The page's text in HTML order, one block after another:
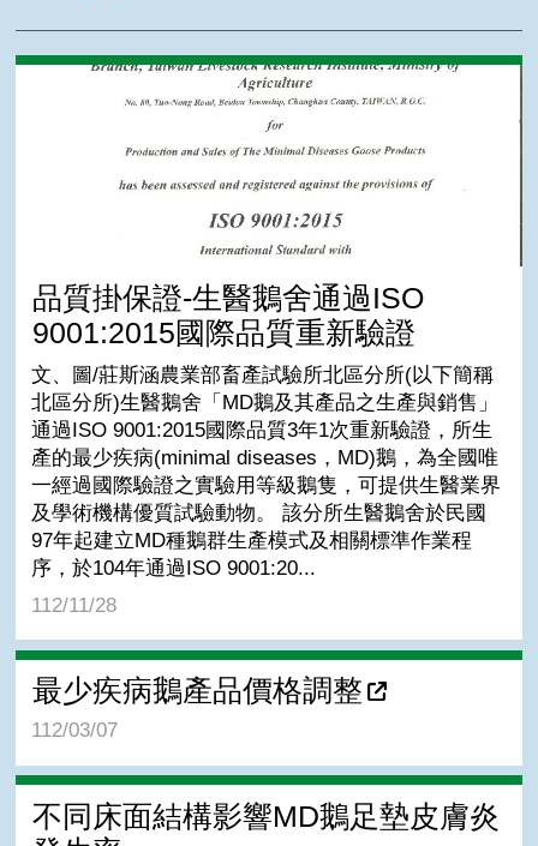
品質掛保證-生醫鵝舍通過ISO 9001:2015國際品質重新驗
品質掛保證-生醫鵝舍通過ISO
9001:2015國際品質重新驗證
文、圖/莊斯涵農業部畜產試驗所北區分所(以下簡稱
北區分所)生醫鵝舍「MD鵝及其產品之生產與銷售」
通過ISO 9001:2015國際品質3年1次重新驗證，所生
產的最少疾病(minimal diseases，MD)鵝，為全國唯
一經過國際驗證之實驗用等級鵝隻，可提供生醫業界
及學術機構優質試驗動物。 該分所生醫鵝舍於民國
97年起建立MD種鵝群生產模式及相關標準作業程
序，於104年通過ISO 9001:20...
112/11/28
最少疾病鵝產品價格調整
112/03/07
不同床面結構影響MD鵝足墊皮膚炎